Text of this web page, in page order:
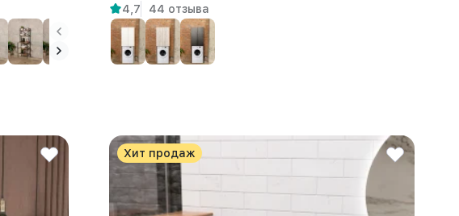
4,7 44 отзыва
Хит продаж